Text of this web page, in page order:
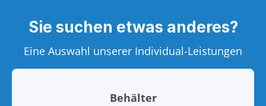
Sie suchen etwas anderes?
Eine Auswahl unserer Individual-Leistungen
Behälter